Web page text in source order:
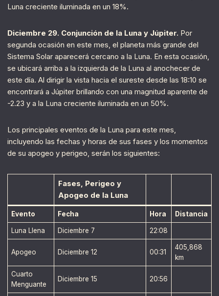
Luna creciente iluminada en un 18%.
Diciembre 29. Conjunción de la Luna y Júpiter. Por
segunda ocasión en este mes, el planeta más grande del
Sistema Solar aparecerá cercano a la Luna. En esta ocasión,
se ubicará arriba a la izquierda de la Luna al anochecer de
este día. Al dirigir la vista hacia el sureste desde las 18:10 se
encontrará a Júpiter brillando con una magnitud aparente de
-2.23 y a la Luna creciente iluminada en un 50%.
Los principales eventos de la Luna para este mes,
incluyendo las fechas y horas de sus fases y los momentos
de su apogeo y perigeo, serán los siguientes:
Fases, Perigeo y
Apogeo de la Luna
Evento Fecha Hora Distancia
Luna Llena Diciembre 7 22:08
Apogeo Diciembre 12 00:31
405,868
km
Cuarto
Menguante
Diciembre 15 20:56